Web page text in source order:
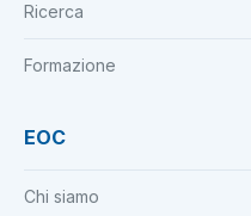
Ricerca
Formazione
EOC
Chi siamo